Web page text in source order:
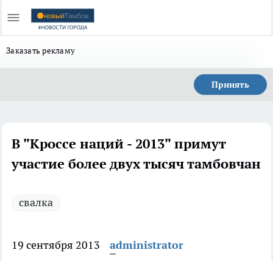
Заказать рекламу
Принять
В "Кроссе наций - 2013" примут
участие более двух тысяч тамбовчан
свалка
19 сентября 2013
administrator